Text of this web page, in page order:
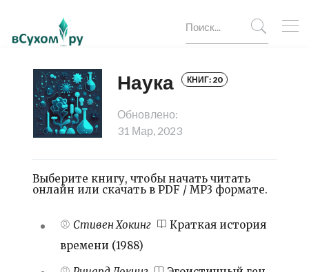
Наука КНИГ: 20
Обновлено:
31 Мар, 2023
Выберите книгу, чтобы начать читать
онлайн или скачать в PDF / MP3 формате.
Стивен Хокинг
Краткая история
времени (1988)